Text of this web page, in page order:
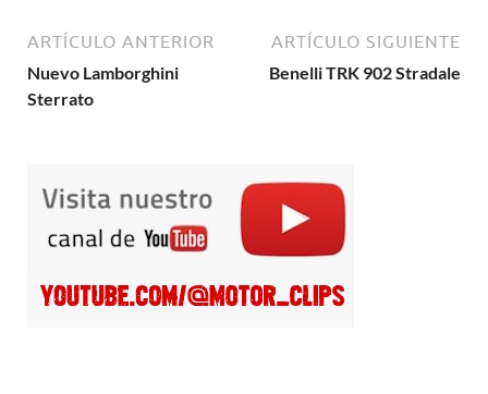
ARTÍCULO ANTERIOR
Nuevo Lamborghini
Sterrato
ARTÍCULO SIGUIENTE
Benelli TRK 902 Stradale